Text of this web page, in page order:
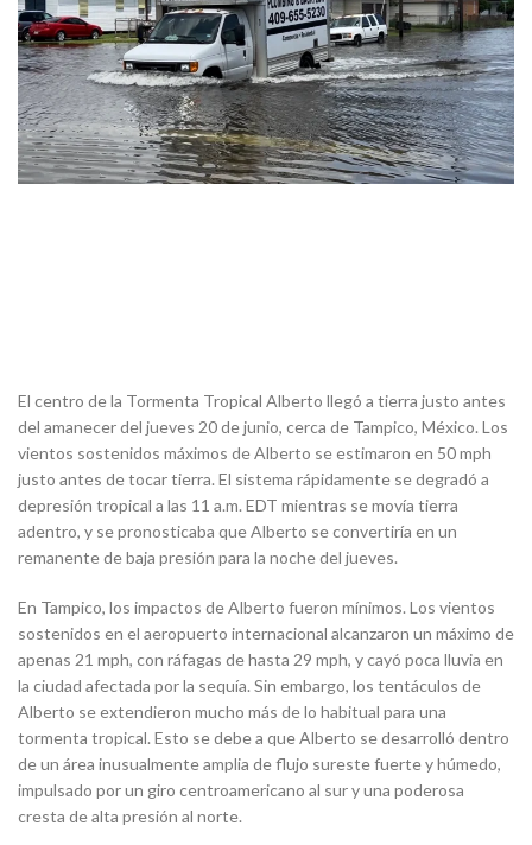
El centro de la Tormenta Tropical Alberto llegó a tierra justo antes
del amanecer del jueves 20 de junio, cerca de Tampico, México. Los
vientos sostenidos máximos de Alberto se estimaron en 50 mph
justo antes de tocar tierra. El sistema rápidamente se degradó a
depresión tropical a las 11 a.m. EDT mientras se movía tierra
adentro, y se pronosticaba que Alberto se convertiría en un
remanente de baja presión para la noche del jueves.
En Tampico, los impactos de Alberto fueron mínimos. Los vientos
sostenidos en el aeropuerto internacional alcanzaron un máximo de
apenas 21 mph, con ráfagas de hasta 29 mph, y cayó poca lluvia en
la ciudad afectada por la sequía. Sin embargo, los tentáculos de
Alberto se extendieron mucho más de lo habitual para una
tormenta tropical. Esto se debe a que Alberto se desarrolló dentro
de un área inusualmente amplia de flujo sureste fuerte y húmedo,
impulsado por un giro centroamericano al sur y una poderosa
cresta de alta presión al norte.